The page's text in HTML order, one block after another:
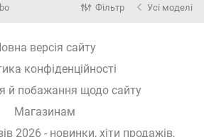
Фільтр Усі моделі
версія сайту
конфіденційності
й побажання щодо сайту
Магазинам
2026 - новинки, хіти продажів,